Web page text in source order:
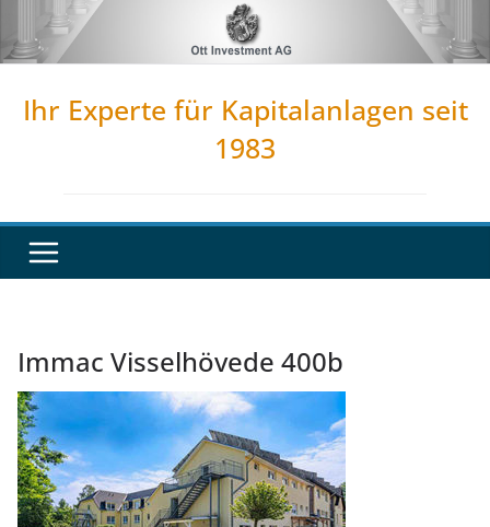
Inhalt
Ihr Experte für Kapitalanlagen seit
1983
Immac Visselhövede 400b